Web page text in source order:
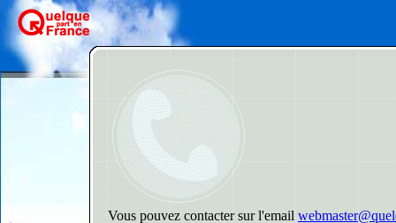
Vous pouvez contacter sur l'email